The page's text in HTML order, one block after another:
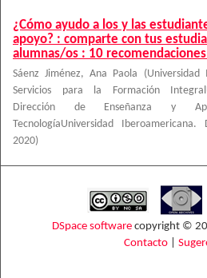
¿Cómo ayudo a los y las
apoyo? : comparte con tus
alumnas/os : 10
Sáenz Jiménez, Ana Paola (Universidad
Servicios para la Formación
Dirección de Enseñanza y
TecnologíaUniversidad
2020)
DSpace software copyright ©
Contacto|